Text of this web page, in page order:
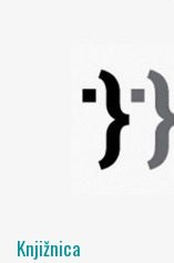
Knjižnica